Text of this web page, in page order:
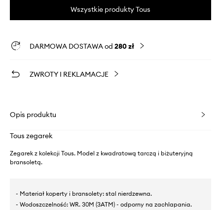
Wszystkie produkty Tous
DARMOWA DOSTAWA od 280 zł
ZWROTY I REKLAMACJE
Opis produktu
Tous zegarek
Zegarek z kolekcji Tous. Model z kwadratową tarczą i biżuteryjną
bransoletą.
- Materiał koperty i bransolety: stal nierdzewna.
- Wodoszczelność: WR. 30M (3ATM) - odporny na zachlapania.